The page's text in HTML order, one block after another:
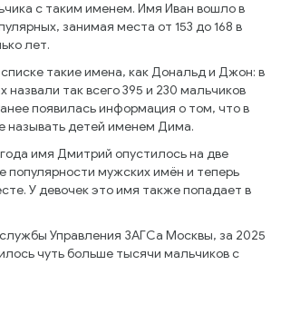
с таким именем. Имя Иван вошло в
занимая места от 153 до 168 в
лет.
такие имена, как Дональд и Джон: в
назвали так всего 395 и 230 мальчиков
появилась информация о том, что в
называть детей именем Дима.
имя Дмитрий опустилось на две
популярности мужских имён и теперь
У девочек это имя также попадает в
Управления ЗАГСа Москвы, за 2025
чуть больше тысячи мальчиков с